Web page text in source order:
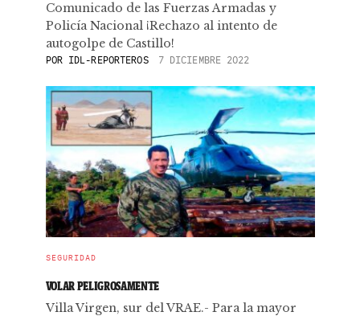
Comunicado de las Fuerzas Armadas y
Policía Nacional ¡Rechazo al intento de
autogolpe de Castillo!
POR IDL-REPORTEROS 7 DICIEMBRE 2022
SEGURIDAD
VOLAR PELIGROSAMENTE
Villa Virgen, sur del VRAE.- Para la mayor